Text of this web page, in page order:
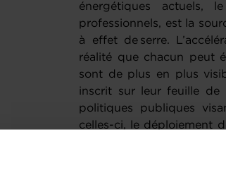
énergétiques actuels,
professionnels, est la
à effet de serre.
réalité que chacun peut
sont de plus en plus
inscrit sur leur feuille de
politiques publiques
celles-ci, le déploiement